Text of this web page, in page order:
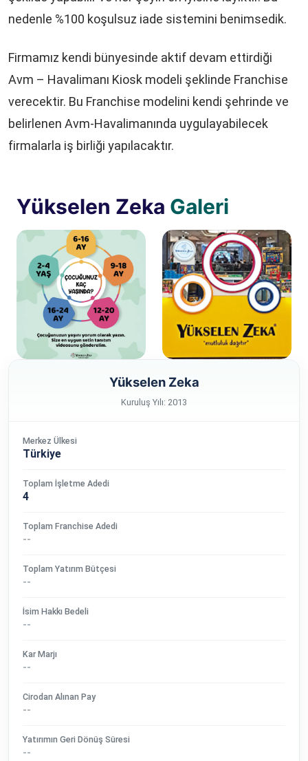
nedenle %100 koşulsuz iade sistemini benimsedik.
Firmamız kendi bünyesinde aktif devam ettirdiği
Avm – Havalimanı Kiosk modeli şeklinde Franchise
verecektir. Bu Franchise modelini kendi şehrinde ve
belirlenen Avm-Havalimanında uygulayabilecek
firmalarla iş birliği yapılacaktır.
Yükselen Zeka Galeri
Yükselen Zeka
Kuruluş Yılı: 2013
Merkez Ülkesi
Türkiye
Toplam İşletme Adedi
4
Toplam Franchise Adedi
--
Toplam Yatırım Bütçesi
--
İsim Hakkı Bedeli
--
Kar Marjı
--
Cirodan Alınan Pay
--
Yatırımın Geri Dönüş Süresi
--